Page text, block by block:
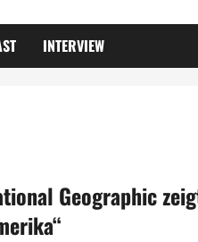
INTERVIEW
Geographic